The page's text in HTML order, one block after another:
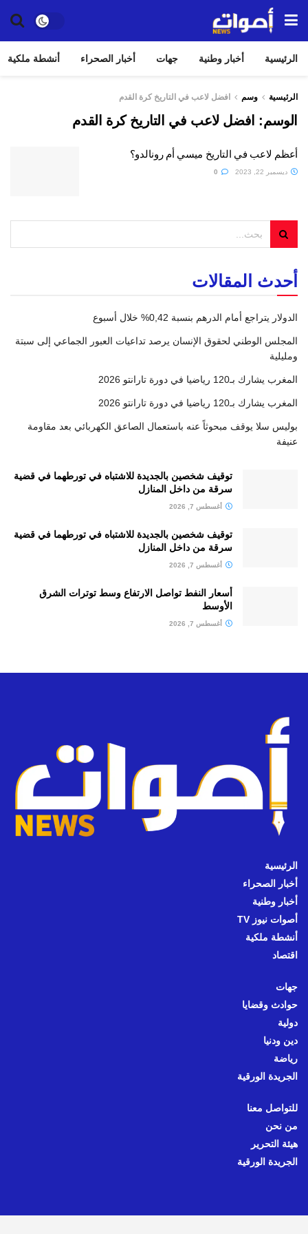
الرئيسية أخبار وطنية جهات أخبار الصحراء أنشطة ملكية
الرئيسية وسم افضل لاعب في التاريخ كرة القدم
الوسم: افضل لاعب في التاريخ كرة القدم
أعظم لاعب في التاريخ ميسي أم رونالدو؟
ديسمبر 22, 2023
أحدث المقالات
الدولار يتراجع أمام الدرهم بنسبة 0,42% خلال أسبوع
المجلس الوطني لحقوق الإنسان يرصد تداعيات العبور الجماعي إلى سبتة
ومليلية
المغرب يشارك بـ120 رياضيا في دورة تارانتو 2026
المغرب يشارك بـ120 رياضيا في دورة تارانتو 2026
بوليس سلا يوقف مبحوثاً عنه باستعمال الصاعق الكهربائي بعد مقاومة
عنيفة
توقيف شخصين بالجديدة للاشتباه في تورطهما في قضية
سرقة من داخل المنازل
أغسطس 7, 2026
توقيف شخصين بالجديدة للاشتباه في تورطهما في قضية
سرقة من داخل المنازل
أغسطس 7, 2026
أسعار النفط تواصل الارتفاع وسط توترات الشرق
الأوسط
أغسطس 7, 2026
الرئيسية
أخبار الصحراء
أخبار وطنية
أصوات نيوز TV
أنشطة ملكية
اقتصاد
جهات
حوادث وقضايا
دولية
دين ودنيا
رياضة
الجريدة الورقية
للتواصل معنا
من نحن
هيئة التحرير
الجريدة الورقية